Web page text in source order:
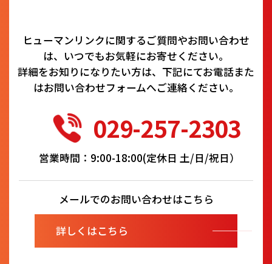
ヒューマンリンクに関するご質問やお問い合わせ
は、いつでもお気軽にお寄せください。
詳細をお知りになりたい方は、下記にてお電話また
はお問い合わせフォームへご連絡ください。
029-257-2303
営業時間：9:00-18:00(定休日 土/日/祝日）
メールでのお問い合わせはこちら
詳しくはこちら